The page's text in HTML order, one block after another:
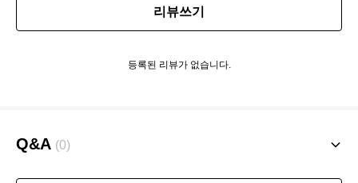
리뷰쓰기
등록된 리뷰가 없습니다.
Q&A (0)